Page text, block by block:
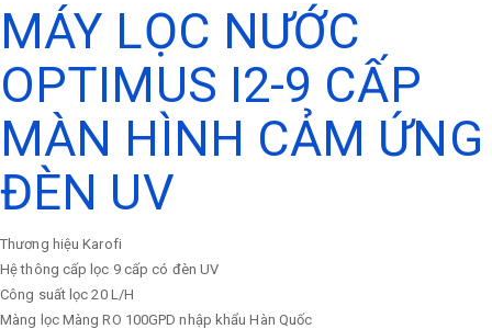
MÁY LỌC NƯỚC
OPTIMUS I2-9 CẤP
MÀN HÌNH CẢM ỨNG
ĐÈN UV
Thương hiệu Karofi
Hệ thông cấp lọc 9 cấp có đèn UV
Công suất lọc 20 L/H
Màng lọc Màng RO 100GPD nhập khẩu Hàn Quốc